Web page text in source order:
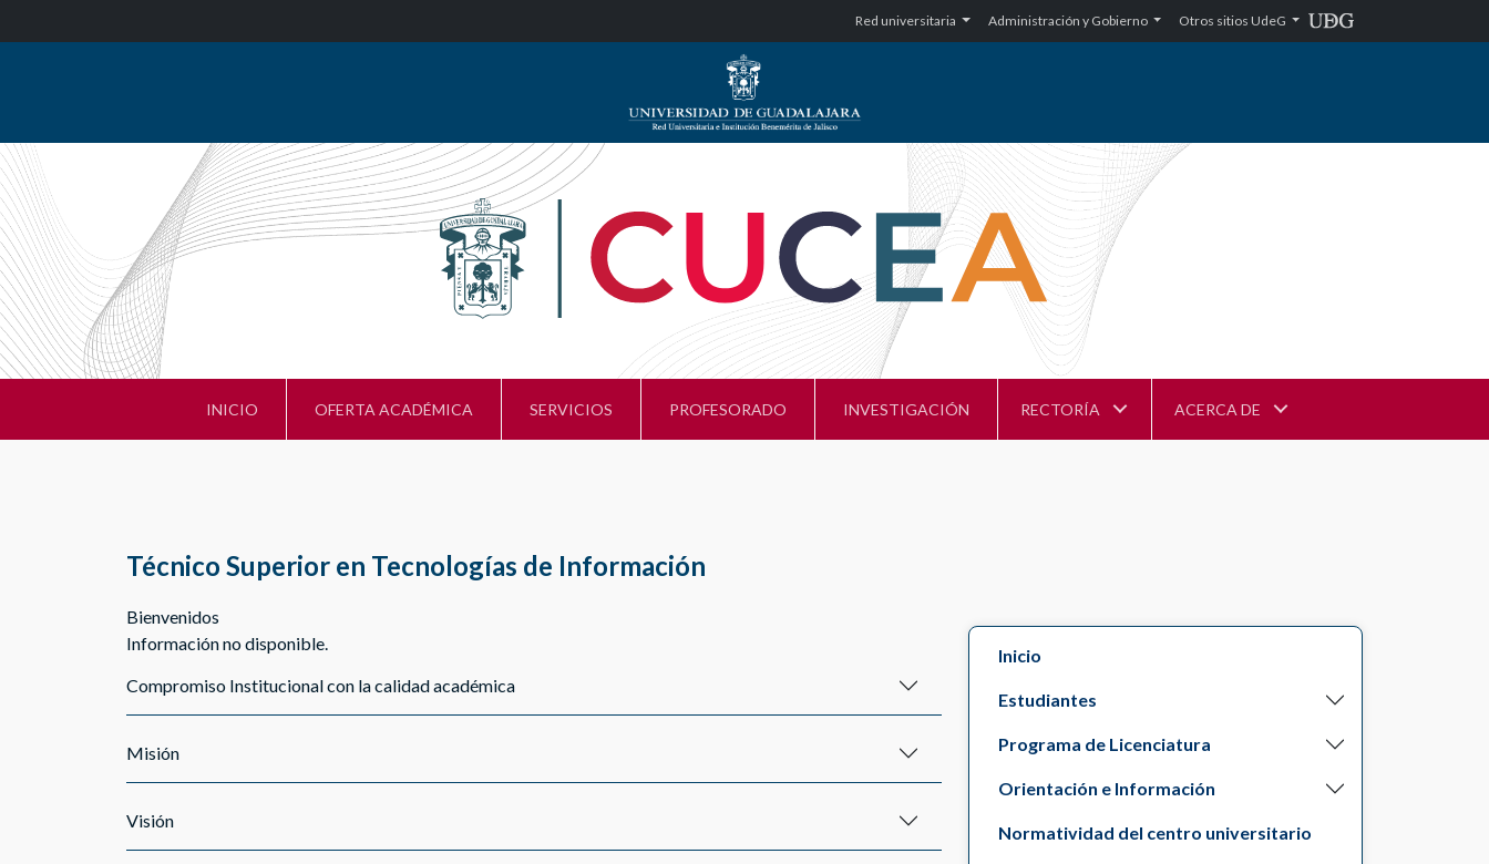
Red universitaria Administración y Gobierno Otros sitios UdeG
INICIO OFERTA ACADÉMICA SERVICIOS PROFESORADO INVESTIGACIÓN RECTORÍA ACERCA DE
Técnico Superior en Tecnologías de Información
Bienvenidos
Información no disponible.
Compromiso Institucional con la calidad académica
Misión
Visión
Inicio
Estudiantes
Programa de Licenciatura
Orientación e Información
Normatividad del centro universitario